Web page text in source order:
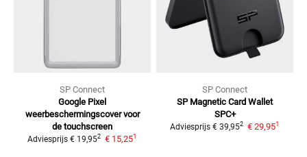
SP Connect
Google Pixel
weerbeschermingscover voor
de touchscreen
Adviesprijs € 19,952 € 15,251
SP Connect
SP Magnetic Card Wallet
SPC+
Adviesprijs € 39,952 € 29,951